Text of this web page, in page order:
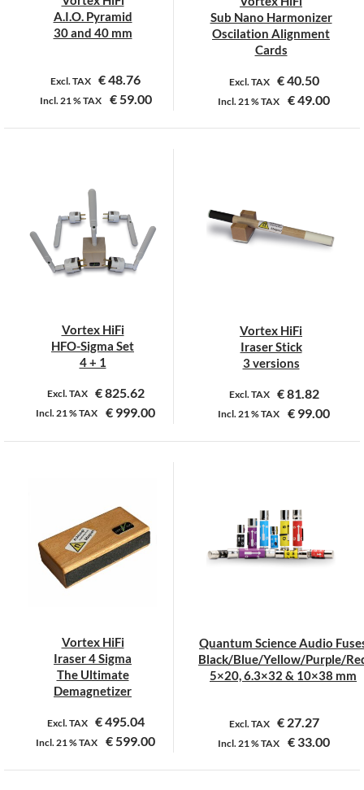
de
productpagina
de
productpagina
A.I.O. Pyramid
30 and 40 mm
Excl. TAX €48.76
Incl.21 %TAX €59.00
Dit
meerdere
variaties.
Deze
optie
kan
de
productpagina
Sub Nano Harmonizer
Oscilation Alignment
Cards
Excl. TAX €40.50
Incl.21 %TAX €49.00
Dit
Deze
optie
de
productpagina
Vortex HiFi
HFO-Sigma Set
4 + 1
Excl. TAX €825.62
Incl.21 %TAX € 999.00
Dit
variaties.
Deze
optie
kan
de
productpagina
Vortex HiFi
Iraser Stick
3 versions
Excl. TAX €81.82
Incl.21 %TAX € 99.00
Dit
variaties.
Deze
optie
de
productpagina
Vortex HiFi
Iraser 4 Sigma
The Ultimate
Demagnetizer
Excl. TAX €495.04
Incl.21 %TAX €599.00
Quantum Science Audio
Black/Blue/Yellow/Purple/
5×20, 6.3×32 & 10×38 mm
Excl. TAX €27.27
Incl.21 %TAX € 33.00
Dit